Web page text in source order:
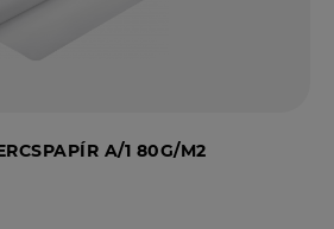
A/1 80G/M2